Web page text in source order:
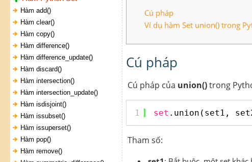
Hàm add()
Hàm clear()
Hàm copy()
Hàm difference()
Hàm difference_update()
Hàm discard()
Hàm intersection()
Hàm intersection_update()
Hàm isdisjoint()
Hàm issubset()
Hàm issuperset()
Hàm pop()
Hàm remove()
Cú pháp
Ví dụ hàm Set union() trong
Cú pháp
Cú pháp của union()trong
1 set .union(set1,
Tham số: